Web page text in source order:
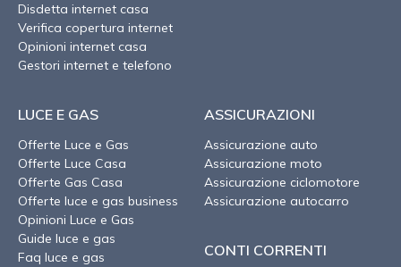
Disdetta internet casa
Verifica copertura internet
Opinioni internet casa
Gestori internet e telefono
LUCE E GAS
Offerte Luce e Gas
Offerte Luce Casa
Offerte Gas Casa
Offerte luce e gas business
Opinioni Luce e Gas
Guide luce e gas
Faq luce e gas
ASSICURAZIONI
Assicurazione auto
Assicurazione moto
Assicurazione ciclomotore
Assicurazione autocarro
CONTI CORRENTI